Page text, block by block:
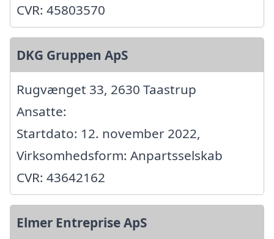
CVR: 45803570
DKG Gruppen ApS
Rugvænget 33, 2630 Taastrup
Ansatte:
Startdato: 12. november 2022,
Virksomhedsform: Anpartsselskab
CVR: 43642162
Elmer Entreprise ApS